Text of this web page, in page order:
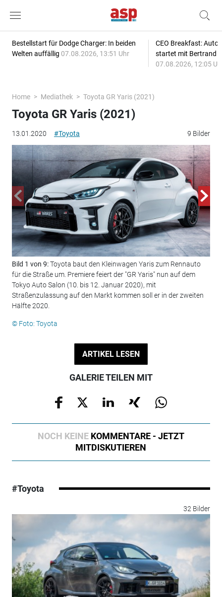
Bestellstart für Dodge Charger: In beiden
Welten auffällig 07.08.2026, 13:51 Uhr
CEO Breakfast:
startet mit Bertrand
07.08.2026, 12:05
Home Mediathek Toyota GR Yaris (2021)
13.01.2020 #Toyota 9 Bilder
Toyota GR Yaris (2021)
Bild 1 von 9:Toyota baut den Kleinwagen Yaris zum Rennauto
für die Straße um. Premiere feiert der "GR Yaris" nun auf dem
Tokyo Auto Salon (10. bis 12. Januar 2020), mit
Straßenzulassung auf den Markt kommen soll er in der zweiten
Hälfte 2020.
© Foto: Toyota
ARTIKEL LESEN
GALERIE TEILEN MIT
NOCH KEINE KOMMENTARE - JETZT
MITDISKUTIEREN
#Toyota
32 Bilder